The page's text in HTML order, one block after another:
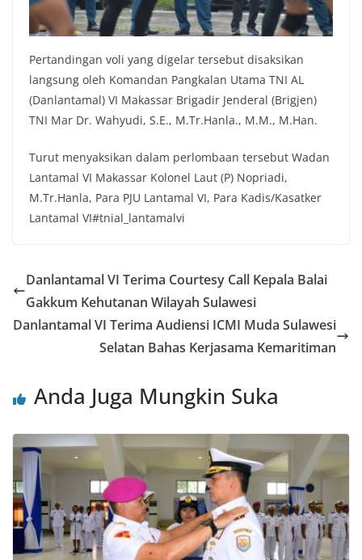
Pertandingan voli yang digelar tersebut disaksikan
langsung oleh Komandan Pangkalan Utama TNI AL
(Danlantamal) VI Makassar Brigadir Jenderal (Brigjen)
TNI Mar Dr. Wahyudi, S.E., M.Tr.Hanla., M.M., M.Han.
Turut menyaksikan dalam perlombaan tersebut Wadan
Lantamal VI Makassar Kolonel Laut (P) Nopriadi,
M.Tr.Hanla, Para PJU Lantamal VI, Para Kadis/Kasatker
Lantamal VI#tnial_lantamalvi
Danlantamal VI Terima Courtesy Call Kepala Balai
Gakkum Kehutanan Wilayah Sulawesi
Danlantamal VI Terima Audiensi ICMI Muda Sulawesi
Selatan Bahas Kerjasama Kemaritiman
Anda Juga Mungkin Suka